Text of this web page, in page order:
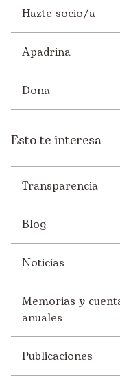
Hazte socio/a
Apadrina
Dona
Esto te interesa
Transparencia
Blog
Noticias
Memorias y
anuales
Publicaciones